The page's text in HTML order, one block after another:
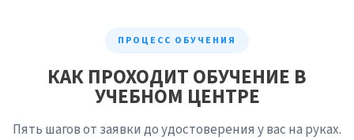
ПРОЦЕСС ОБУЧЕНИЯ
КАК ПРОХОДИТ ОБУЧЕНИЕ В
УЧЕБНОМ ЦЕНТРЕ
Пять шагов от заявки до удостоверения у вас на руках.